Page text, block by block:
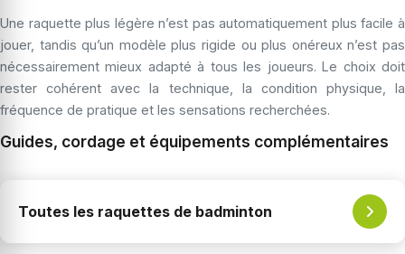
Une raquette plus légère n’est pas automatiquement plus facile à
jouer, tandis qu’un modèle plus rigide ou plus onéreux n’est pas
nécessairement mieux adapté à tous les joueurs. Le choix doit
rester cohérent avec la technique, la condition physique, la
fréquence de pratique et les sensations recherchées.
Guides, cordage et équipements complémentaires
Toutes les raquettes de badminton